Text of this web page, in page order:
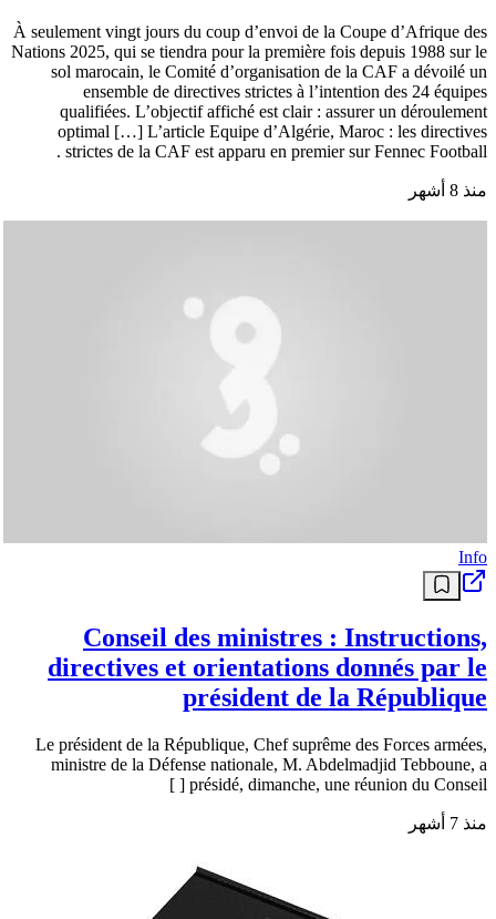
À seulement vingt jours du coup d’envoi de la Coupe d’Afrique des
Nations 2025, qui se tiendra pour la première fois depuis 1988 sur le
sol marocain, le Comité d’organisation de la CAF a dévoilé un
ensemble de directives strictes à l’intention des 24 équipes
qualifiées. L’objectif affiché est clair : assurer un déroulement
optimal […] L’article Equipe d’Algérie, Maroc : les directives
strictes de la CAF est apparu en premier sur Fennec Football .
منذ 8 أشهر
Info
Conseil des ministres : Instructions,
directives et orientations donnés par le
président de la République
Le président de la République, Chef suprême des Forces armées,
ministre de la Défense nationale, M. Abdelmadjid Tebboune, a
présidé, dimanche, une réunion du Conseil [ ]
منذ 7 أشهر